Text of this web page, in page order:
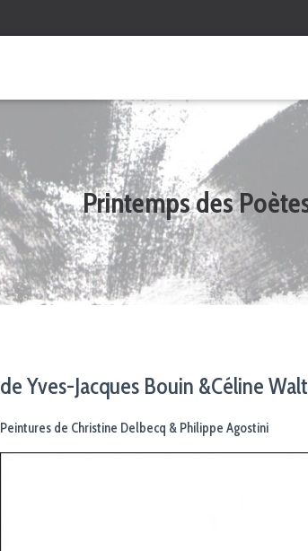
Printemps des
de Yves-Jacques Bouin &Céline
Peintures de Christine Delbecq & Philippe Agostini